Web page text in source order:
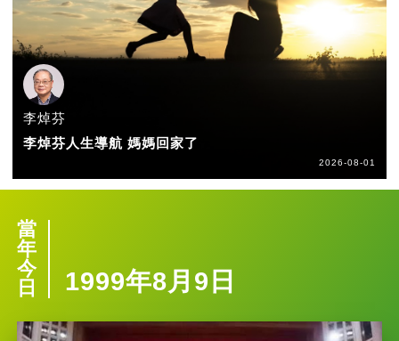
李焯芬
李焯芬人生導航 媽媽回家了
2026-08-01
當
年
今
日
1999年8月9日